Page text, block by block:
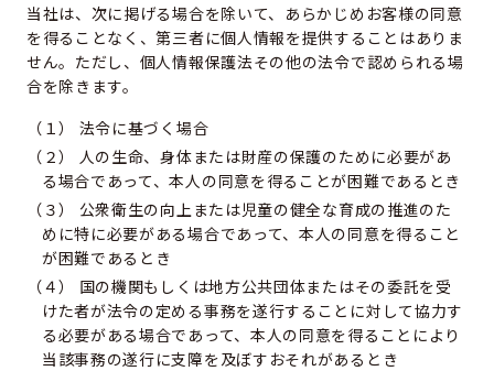
当社は、次に掲げる場合を除いて、あらかじめお客様の同意
を得ることなく、第三者に個人情報を提供することはありま
せん。ただし、個人情報保護法その他の法令で認められる場
合を除きます。
（１） 法令に基づく場合
（２） 人の生命、身体または財産の保護のために必要があ
る場合であって、本人の同意を得ることが困難であるとき
（３） 公衆衛生の向上または児童の健全な育成の推進のた
めに特に必要がある場合であって、本人の同意を得ること
が困難であるとき
（４） 国の機関もしくは地方公共団体またはその委託を受
けた者が法令の定める事務を遂行することに対して協力す
る必要がある場合であって、本人の同意を得ることにより
当該事務の遂行に支障を及ぼすおそれがあるとき